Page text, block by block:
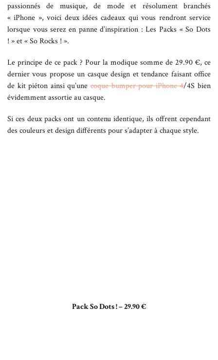
passionnés de musique, de mode et résolument branchés
« iPhone », voici deux idées cadeaux qui vous rendront service
lorsque vous serez en panne d’inspiration : Les Packs « So Dots
! » et « So Rocks ! ».
Le principe de ce pack ? Pour la modique somme de 29.90 €, ce
dernier vous propose un casque design et tendance faisant office
de kit piéton ainsi qu’une coque bumper pour iPhone 4/4S bien
évidemment assortie au casque.
Si ces deux packs ont un contenu identique, ils offrent cependant
des couleurs et design différents pour s’adapter à chaque style.
Pack So Dots ! – 29.90 €